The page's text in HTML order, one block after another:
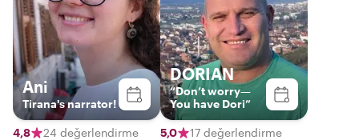
Ani
Tirana's narrator!
4,8 24 değerlendirme
DORIAN
“Don’t worry—
You have Dori”
5,0 17 değerlendirme